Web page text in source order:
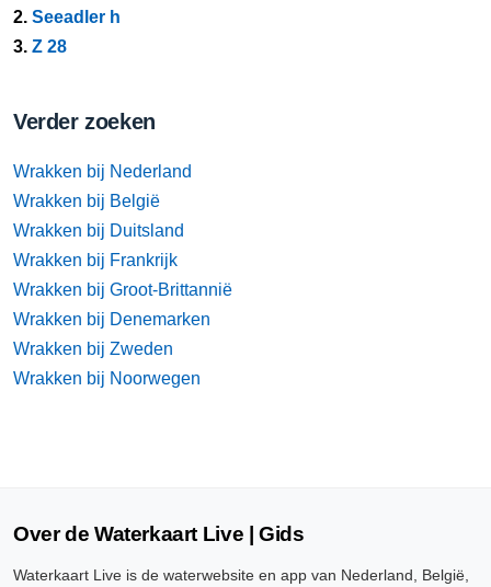
2. Seeadler h
3. Z 28
Verder zoeken
Wrakken bij Nederland
Wrakken bij België
Wrakken bij Duitsland
Wrakken bij Frankrijk
Wrakken bij Groot-Brittannië
Wrakken bij Denemarken
Wrakken bij Zweden
Wrakken bij Noorwegen
Over de Waterkaart Live | Gids
Waterkaart Live is de waterwebsite en app van Nederland, België,